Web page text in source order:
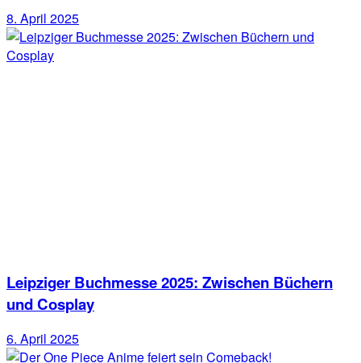
8. April 2025
Leipziger Buchmesse 2025: Zwischen Büchern
und Cosplay
6. April 2025